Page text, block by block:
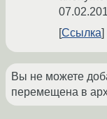
Ссылка
Вы не можете
перемещена в